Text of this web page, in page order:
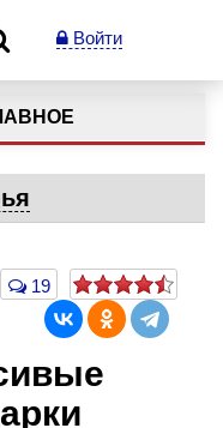
Войти
19